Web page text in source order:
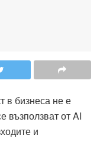
в бизнеса не е
възползват от AI
и